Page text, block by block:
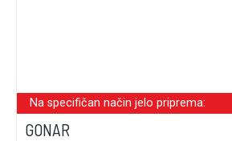
Na specifičan način jelo priprema:
GONAR